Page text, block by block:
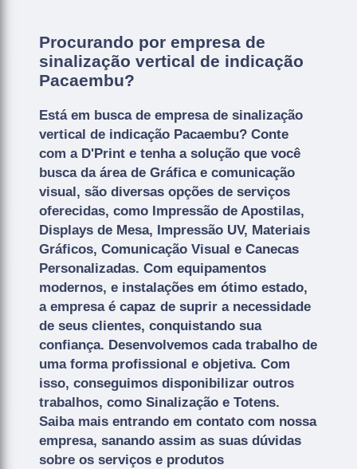
Procurando por empresa de
sinalização vertical de indicação
Pacaembu?
Está em busca de empresa de sinalização
vertical de indicação Pacaembu? Conte
com a D'Print e tenha a solução que você
busca da área de Gráfica e comunicação
visual, são diversas opções de serviços
oferecidas, como Impressão de Apostilas,
Displays de Mesa, Impressão UV, Materiais
Gráficos, Comunicação Visual e Canecas
Personalizadas. Com equipamentos
modernos, e instalações em ótimo estado,
a empresa é capaz de suprir a necessidade
de seus clientes, conquistando sua
confiança. Desenvolvemos cada trabalho de
uma forma profissional e objetiva. Com
isso, conseguimos disponibilizar outros
trabalhos, como Sinalização e Totens.
Saiba mais entrando em contato com nossa
empresa, sanando assim as suas dúvidas
sobre os serviços e produtos